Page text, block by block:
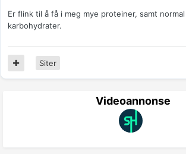
Er flink til å få i meg mye proteiner, samt
karbohydrater.
Siter
Videoannonse